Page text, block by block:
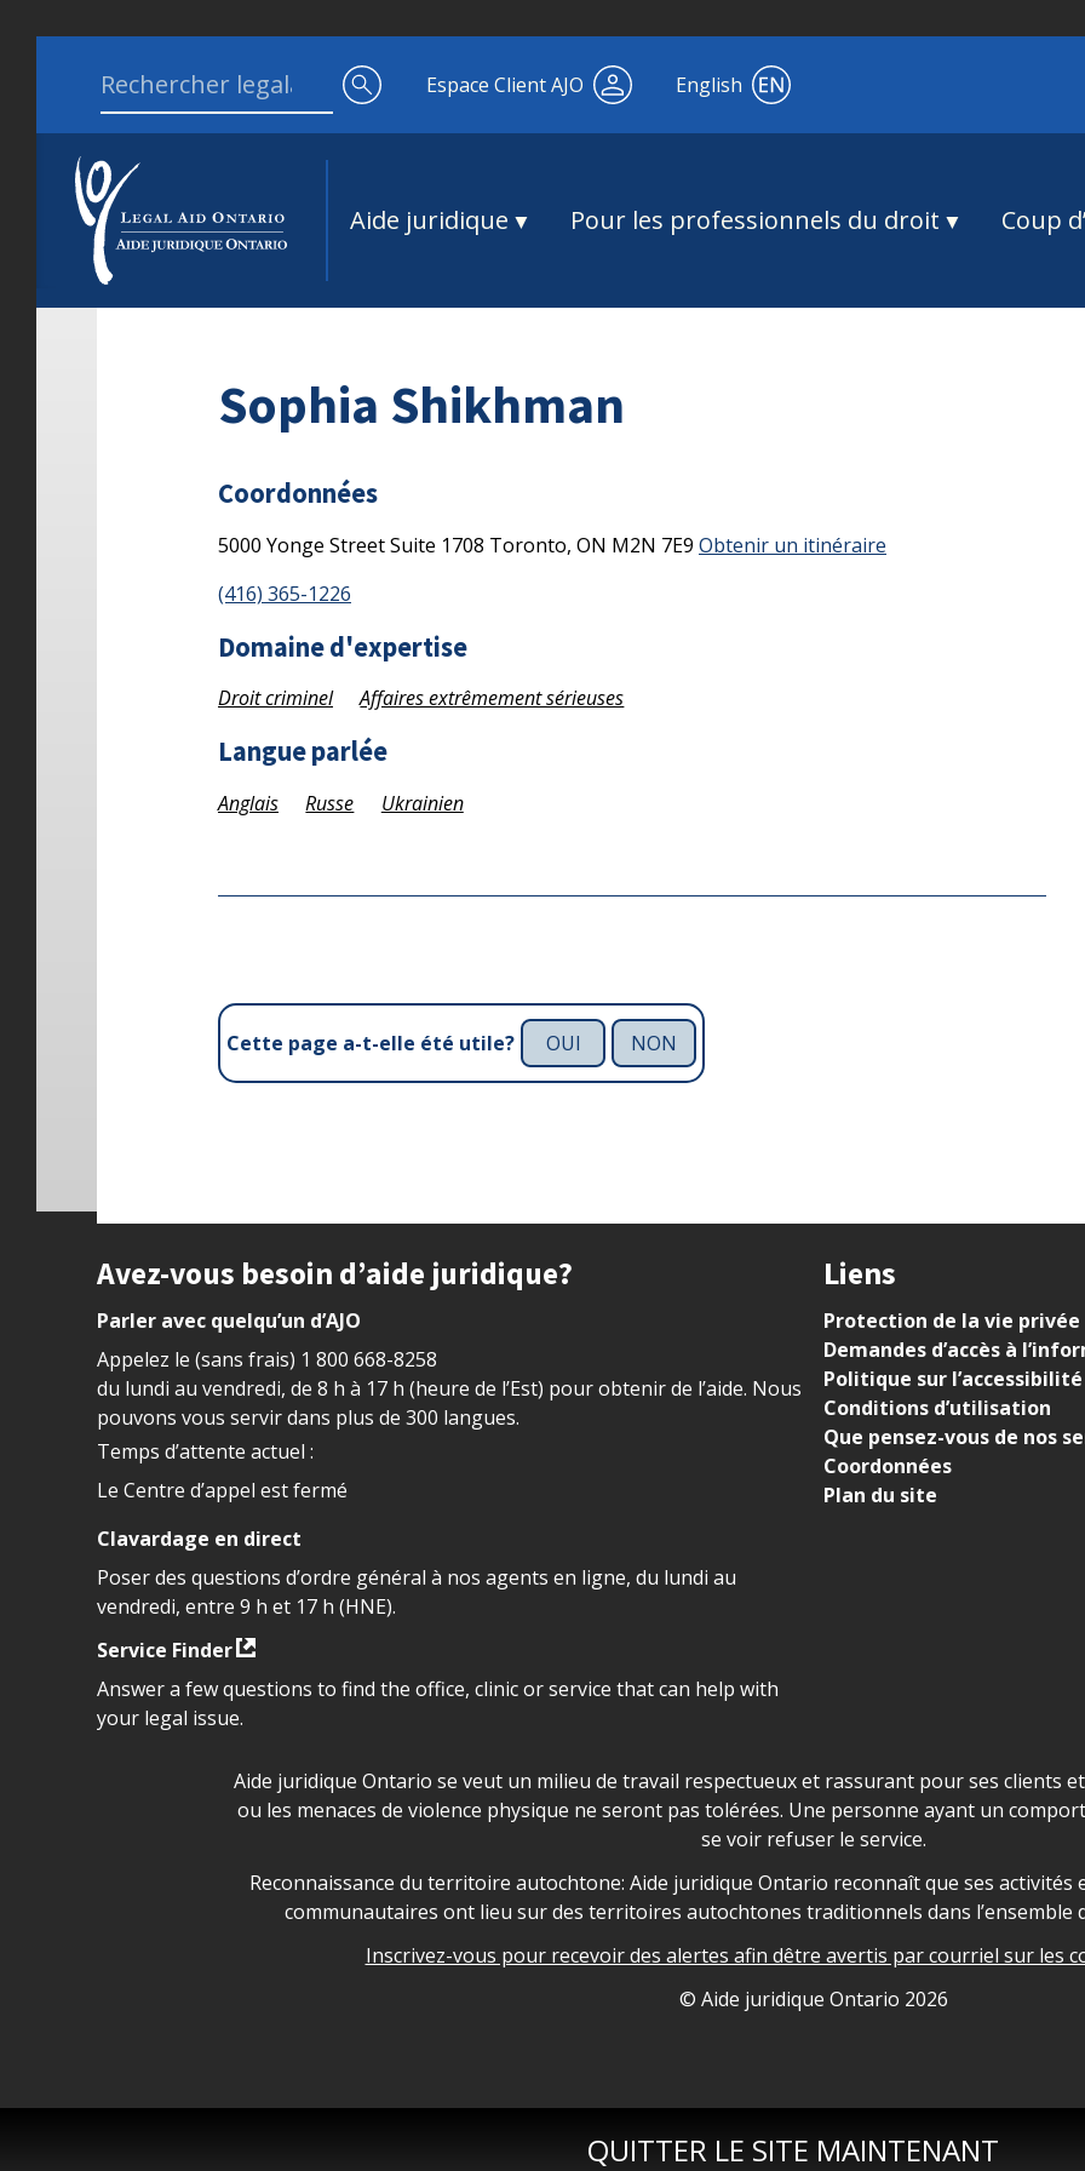
QUITTER LE SITE MAINTENANT
Search for:
Espace Client AJO English
Aide juridique Pour les professionnels du droit Coup
Sophia Shikhman
Coordonnées
5000 Yonge StreetSuite 1708 Toronto, ON M2N 7E9 Obtenir un itinéraire
(416) 365-1226
Domaine d'expertise
Droit criminel Affaires extrêmement sérieuses
Langue parlée
Anglais Russe Ukrainien
Cette page a-t-elle été utile? OUI NON
Site footer
Avez-vous besoin d’aide juridique?
Parler avec quelqu’un d’AJO
Appelez le (sans frais) 1 800 668-8258
du lundi au vendredi, de 8 h à 17 h (heure de l’Est) pour obtenir de l’aide. Nous
pouvons vous servir dans plus de 300 langues.
Temps d’attente actuel :
Le Centre d’appel est fermé
Clavardage en direct
Poser des questions d’ordre général à nos agents en ligne, du lundi au
vendredi, entre 9 h et 17 h (HNE).
Service Finder
Answer a few questions to find the office, clinic or service that can help with
your legal issue.
Liens
Protection de la vie privée
Demandes d’accès à
Politique sur l’accessibilité
Conditions d’utilisation
Que pensez-vous de nos
Coordonnées
Plan du site
Déclaration sur la sécurité dans les locaux d'AJO.
Aide juridique Ontario se veut un milieu de travail respectueux et rassurant pour ses clients
ou les menaces de violence physique ne seront pas tolérées. Une personne ayant un
se voir refuser le service.
Legal Aid Ontario land acknowledgement
Reconnaissance du territoire autochtone: Aide juridique Ontario reconnaît que ses activités
communautaires ont lieu sur des territoires autochtones traditionnels dans l’ensemble
Inscrivez-vous pour recevoir des alertes afin dêtre avertis par courriel sur les
© Aide juridique Ontario 2026